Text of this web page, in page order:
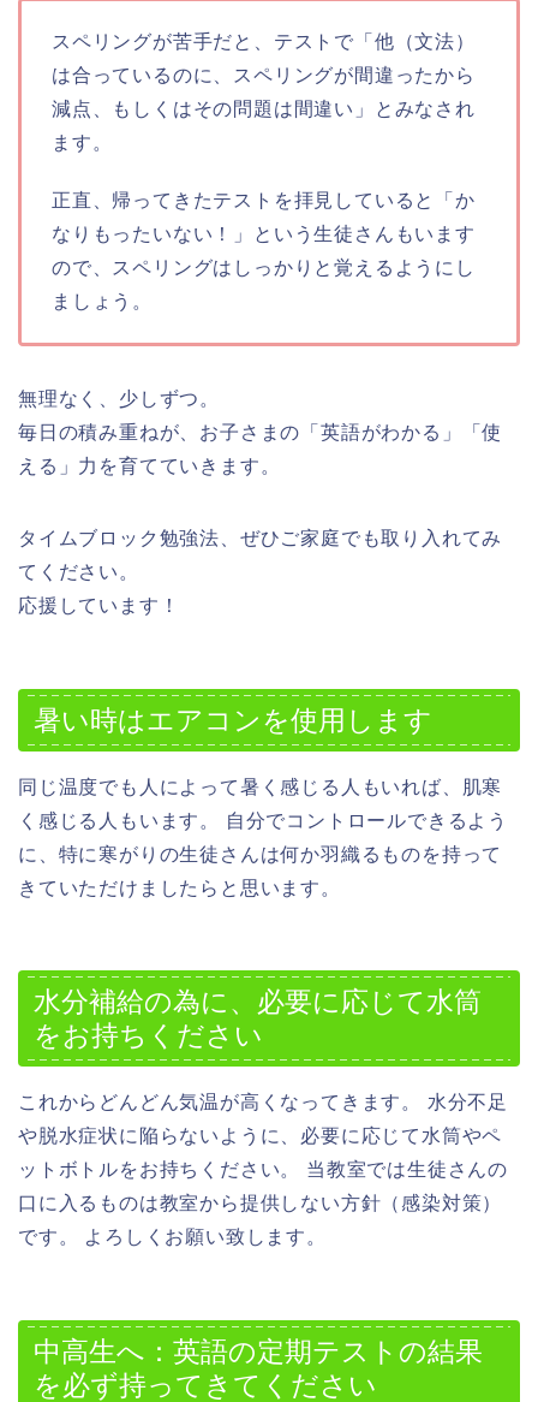
スペリングが苦手だと、テストで「他（文法）
は合っているのに、スペリングが間違ったから
減点、もしくはその問題は間違い」とみなされ
ます。
正直、帰ってきたテストを拝見していると「か
なりもったいない！」という生徒さんもいます
ので、スペリングはしっかりと覚えるようにし
ましょう。
無理なく、少しずつ。
毎日の積み重ねが、お子さまの「英語がわかる」「使
える」力を育てていきます。
タイムブロック勉強法、ぜひご家庭でも取り入れてみ
てください。
応援しています！
暑い時はエアコンを使用します
同じ温度でも人によって暑く感じる人もいれば、肌寒
く感じる人もいます。 自分でコントロールできるよう
に、特に寒がりの生徒さんは何か羽織るものを持って
きていただけましたらと思います。
水分補給の為に、必要に応じて水筒
をお持ちください
これからどんどん気温が高くなってきます。 水分不足
や脱水症状に陥らないように、必要に応じて水筒やペ
ットボトルをお持ちください。 当教室では生徒さんの
口に入るものは教室から提供しない方針（感染対策）
です。 よろしくお願い致します。
中高生へ：英語の定期テストの結果
を必ず持ってきてください